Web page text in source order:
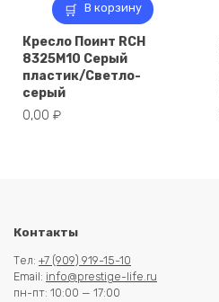
В корзину
Кресло Поинт RCH
8325M10 Серый
пластик/Светло-
серый
0,00 ₽
Контакты
Тел: +7 (909) 919-15-10
Email: info@prestige-life.ru
пн-пт: 10:00 — 17:00